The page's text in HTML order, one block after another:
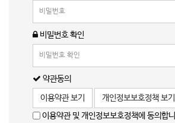
비밀번호 확인
약관동의
이용약관 보기
개인정보보호정책 보기
이용약관 및 개인정보보호정책에 동의합